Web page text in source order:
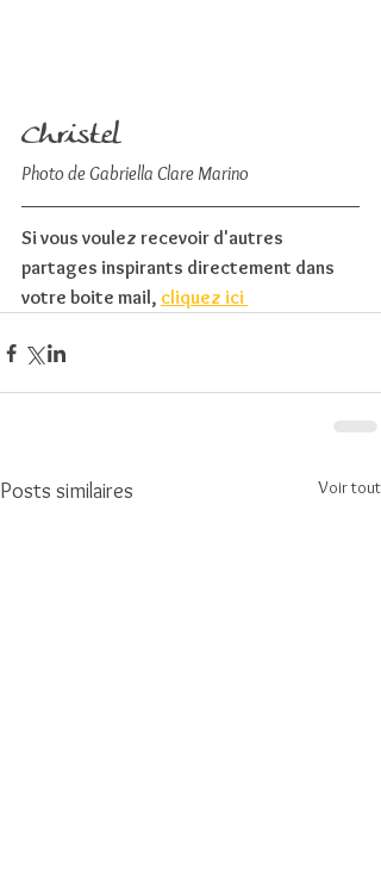
Christel
Photo de Gabriella Clare Marino
Si vous voulez recevoir d'autres
partages inspirants directement dans
votre boite mail, cliquez ici
Posts similaires Voir tout